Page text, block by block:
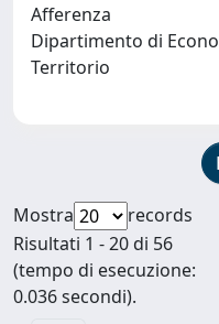
Afferenza
Dipartimento di
Territorio
Mostra
records
Risultati 1 - 20 di 56
(tempo di esecuzione:
0.036 secondi).